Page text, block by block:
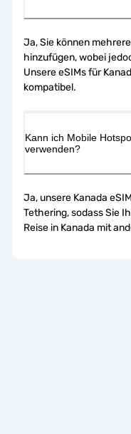
Ja, Sie können
hinzufügen, wobei
Unsere eSIMs für
kompatibel.
Kann ich Mobile
verwenden?
Ja, unsere Kanada
Tethering, sodass Sie
Reise in Kanada mit